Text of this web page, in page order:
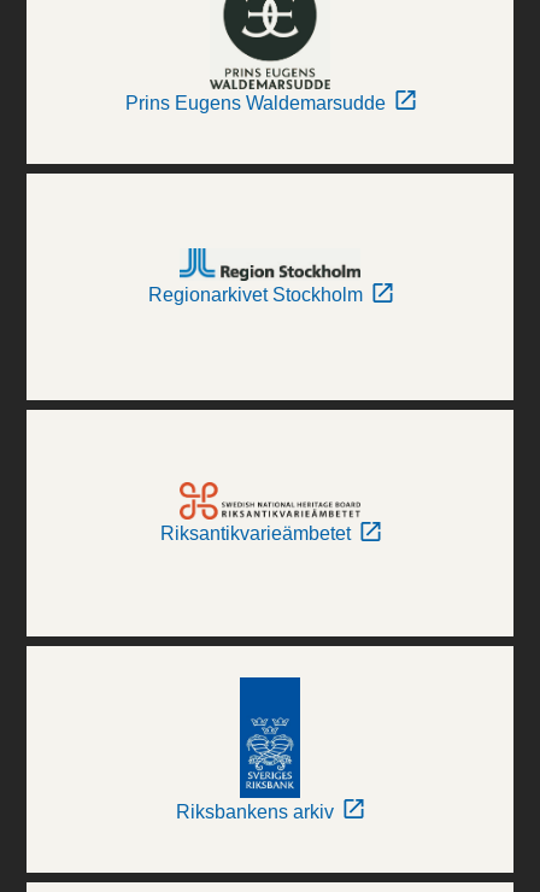
Prins Eugens Waldemarsudde
Regionarkivet Stockholm
Riksantikvarieämbetet
Riksbankens arkiv